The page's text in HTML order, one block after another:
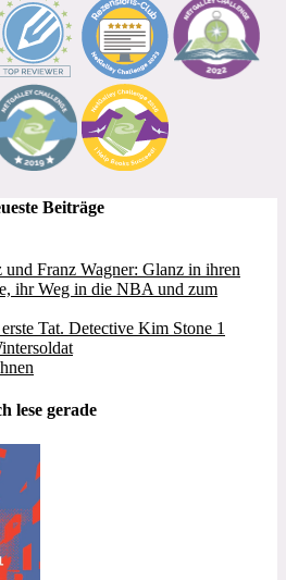
Beiträge
Franz Wagner: Glanz in ihren
ihr Weg in die NBA und zum
Tat. Detective Kim Stone 1
lese gerade